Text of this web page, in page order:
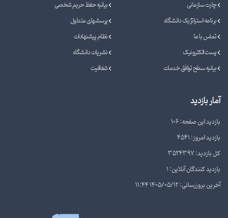
چارت سازمانی
بیانیه حفظ حریم شخصی
برنامه استراتژیک دانشگاه
پرسشهای متداول
تماس با ما
نظام پیشنهادات
پست الکترونیک
نشریات دانشگاه
بیانیه سطح توافق خدمات
شفافیت
آمار بازدید
بازدید این صفحه: 106
بازدید امروز: 4541
کل بازدید: 3524397
بازدید کنندگان آنلاین: 1
آخرین بروزرسانی: 1405/05/12 11:44